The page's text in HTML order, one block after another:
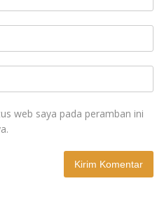
web saya pada peramban ini